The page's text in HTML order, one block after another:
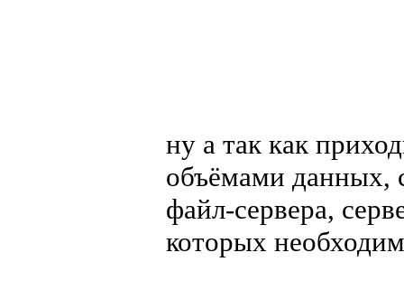
ну а так как
объёмами данных,
файл-сервера,
которых